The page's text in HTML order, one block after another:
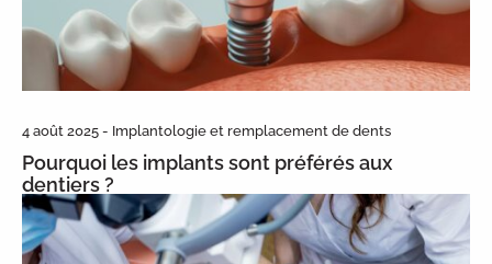
4 août 2025 - Implantologie et remplacement de dents
Pourquoi les implants sont préférés aux
dentiers ?